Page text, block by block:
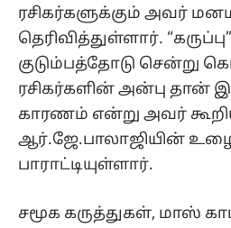
ரசிகர்களுக்கும் அவர்
தெரிவித்துள்ளார்.
குடும்பத்தோடு சென்று
ரசிகர்களின் அன்பு தான்
காரணம் என்று அவர்
ஆர்.ஜே.பாலாஜியின்
பாராட்டியுள்ளார்.
சமூக கருத்துகள், மாஸ்